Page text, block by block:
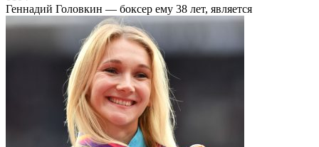
Геннадий Головкин — боксер ему 38 лет, является